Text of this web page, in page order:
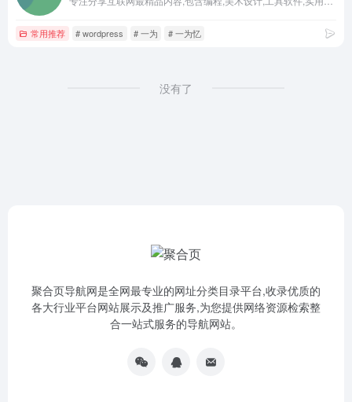
常用推荐 # wordpress # 一为 # 一为忆
没有了
聚合页导航网是全网最专业的网址分类目录平台,收录优质的
各大行业平台网站展示及推广服务,为您提供网络资源检索整
合一站式服务的导航网站。